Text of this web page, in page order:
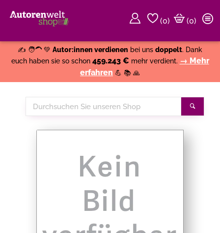
(0)
(0)
✍️ 🧑‍🦱 💚 Autor:innen verdienen bei uns doppelt. Dank
euch haben sie so schon 459.243 € mehr verdient. → Mehr
erfahren 💪 📚 🙏
Durchsuchen
Sie